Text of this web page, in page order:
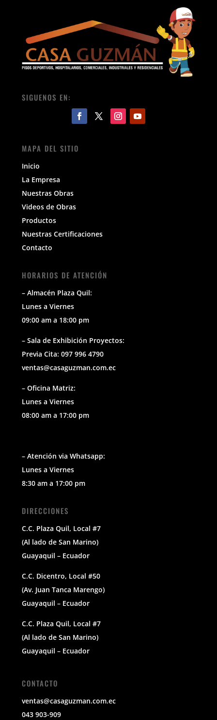
SIGUENOS EN:
MAPA DEL SITIO
Inicio
La Empresa
Nuestras Obras
Videos de Obras
Productos
Nuestras Certificaciones
Contacto
HORARIOS DE ATENCIÓN
– Almacén Plaza Quil:
Lunes a Viernes
09:00 am a 18:00 pm
– Sala de Exhibición Proyectos:
Previa Cita: 097 996 4790
ventas@casaguzman.com.ec
– Oficina Matriz:
Lunes a Viernes
08:00 am a 17:00 pm
– Atención via Whatsapp:
Lunes a Viernes
8:30 am a 17:00 pm
DIRECCIONES
C.C. Plaza Quil, Local #7
(Al lado de San Marino)
Guayaquil – Ecuador
C.C. Dicentro, Local #50
(Av. Juan Tanca Marengo)
Guayaquil – Ecuador
C.C. Plaza Quil, Local #7
(Al lado de San Marino)
Guayaquil – Ecuador
CONTACTO
ventas@casaguzman.com.ec
043 903-909